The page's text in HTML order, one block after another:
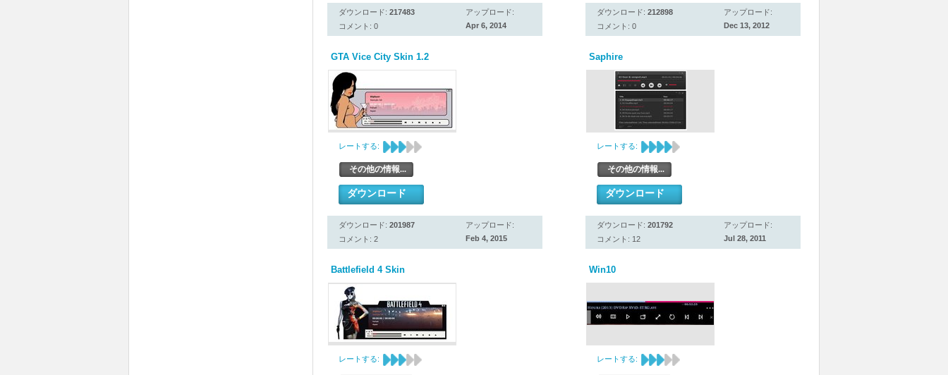
ダウンロード: 217483
コメント: 0
アップロード:
Apr 6, 2014
ダウンロード: 212898
コメント: 0
アップロード:
Dec 13, 2012
GTA Vice City Skin 1.2
レートする:
その他の情報...
ダウンロード
ダウンロード: 201987
コメント: 2
アップロード:
Feb 4, 2015
Saphire
レートする:
その他の情報...
ダウンロード
ダウンロード: 201792
コメント: 12
アップロード:
Jul 28, 2011
Battlefield 4 Skin
レートする:
Win10
レートする: